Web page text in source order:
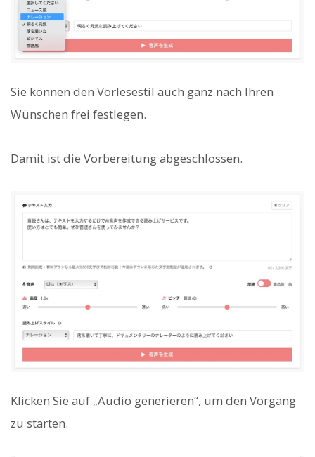
Sie können den Vorlesestil auch ganz nach Ihren
Wünschen frei festlegen.
Damit ist die Vorbereitung abgeschlossen.
Klicken Sie auf „Audio generieren“, um den Vorgang
zu starten.